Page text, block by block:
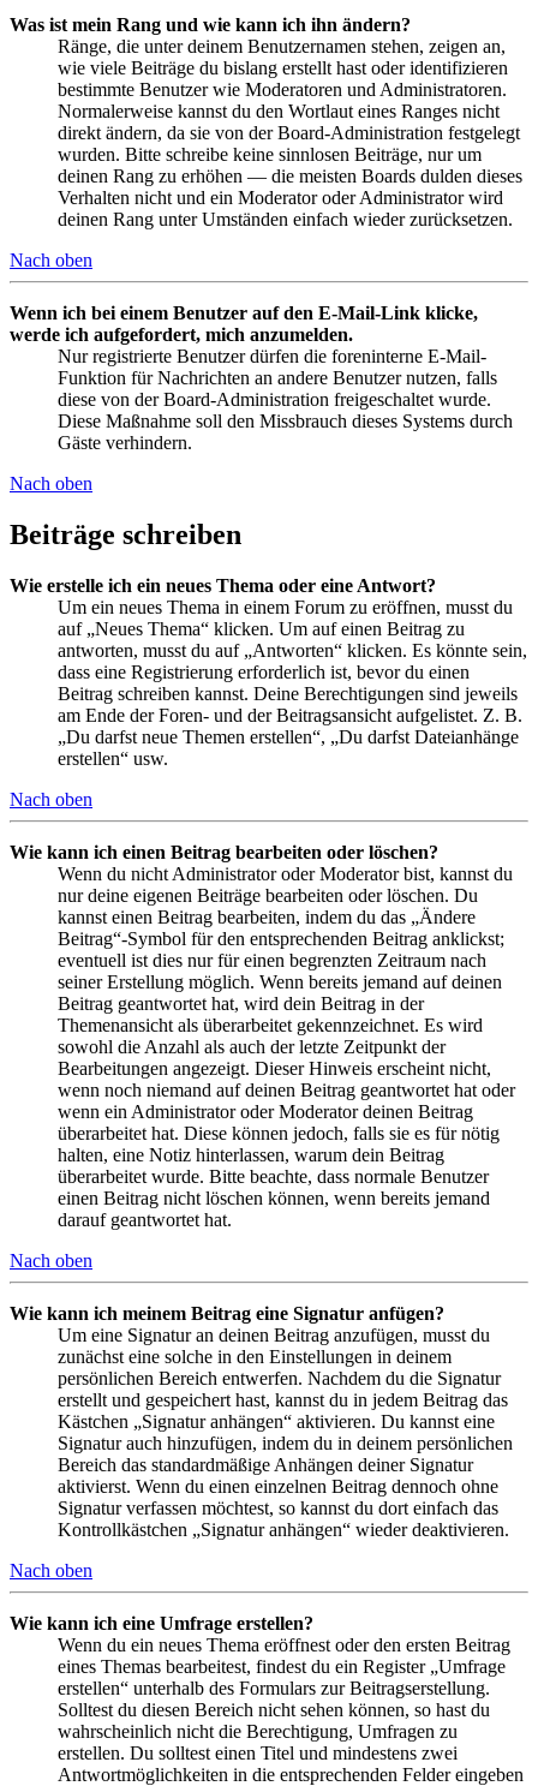
Was ist mein Rang und wie kann ich ihn ändern?
Ränge, die unter deinem Benutzernamen stehen, zeigen an,
wie viele Beiträge du bislang erstellt hast oder identifizieren
bestimmte Benutzer wie Moderatoren und Administratoren.
Normalerweise kannst du den Wortlaut eines Ranges nicht
direkt ändern, da sie von der Board-Administration festgelegt
wurden. Bitte schreibe keine sinnlosen Beiträge, nur um
deinen Rang zu erhöhen — die meisten Boards dulden dieses
Verhalten nicht und ein Moderator oder Administrator wird
deinen Rang unter Umständen einfach wieder zurücksetzen.
Nach oben
Wenn ich bei einem Benutzer auf den E-Mail-Link klicke,
werde ich aufgefordert, mich anzumelden.
Nur registrierte Benutzer dürfen die foreninterne E-Mail-
Funktion für Nachrichten an andere Benutzer nutzen, falls
diese von der Board-Administration freigeschaltet wurde.
Diese Maßnahme soll den Missbrauch dieses Systems durch
Gäste verhindern.
Nach oben
Beiträge schreiben
Wie erstelle ich ein neues Thema oder eine Antwort?
Um ein neues Thema in einem Forum zu eröffnen, musst du
auf „Neues Thema“ klicken. Um auf einen Beitrag zu
antworten, musst du auf „Antworten“ klicken. Es könnte sein,
dass eine Registrierung erforderlich ist, bevor du einen
Beitrag schreiben kannst. Deine Berechtigungen sind jeweils
am Ende der Foren- und der Beitragsansicht aufgelistet. Z. B.
„Du darfst neue Themen erstellen“, „Du darfst Dateianhänge
erstellen“ usw.
Nach oben
Wie kann ich einen Beitrag bearbeiten oder löschen?
Wenn du nicht Administrator oder Moderator bist, kannst du
nur deine eigenen Beiträge bearbeiten oder löschen. Du
kannst einen Beitrag bearbeiten, indem du das „Ändere
Beitrag“-Symbol für den entsprechenden Beitrag anklickst;
eventuell ist dies nur für einen begrenzten Zeitraum nach
seiner Erstellung möglich. Wenn bereits jemand auf deinen
Beitrag geantwortet hat, wird dein Beitrag in der
Themenansicht als überarbeitet gekennzeichnet. Es wird
sowohl die Anzahl als auch der letzte Zeitpunkt der
Bearbeitungen angezeigt. Dieser Hinweis erscheint nicht,
wenn noch niemand auf deinen Beitrag geantwortet hat oder
wenn ein Administrator oder Moderator deinen Beitrag
überarbeitet hat. Diese können jedoch, falls sie es für nötig
halten, eine Notiz hinterlassen, warum dein Beitrag
überarbeitet wurde. Bitte beachte, dass normale Benutzer
einen Beitrag nicht löschen können, wenn bereits jemand
darauf geantwortet hat.
Nach oben
Wie kann ich meinem Beitrag eine Signatur anfügen?
Um eine Signatur an deinen Beitrag anzufügen, musst du
zunächst eine solche in den Einstellungen in deinem
persönlichen Bereich entwerfen. Nachdem du die Signatur
erstellt und gespeichert hast, kannst du in jedem Beitrag das
Kästchen „Signatur anhängen“ aktivieren. Du kannst eine
Signatur auch hinzufügen, indem du in deinem persönlichen
Bereich das standardmäßige Anhängen deiner Signatur
aktivierst. Wenn du einen einzelnen Beitrag dennoch ohne
Signatur verfassen möchtest, so kannst du dort einfach das
Kontrollkästchen „Signatur anhängen“ wieder deaktivieren.
Nach oben
Wie kann ich eine Umfrage erstellen?
Wenn du ein neues Thema eröffnest oder den ersten Beitrag
eines Themas bearbeitest, findest du ein Register „Umfrage
erstellen“ unterhalb des Formulars zur Beitragserstellung.
Solltest du diesen Bereich nicht sehen können, so hast du
wahrscheinlich nicht die Berechtigung, Umfragen zu
erstellen. Du solltest einen Titel und mindestens zwei
Antwortmöglichkeiten in die entsprechenden Felder eingeben